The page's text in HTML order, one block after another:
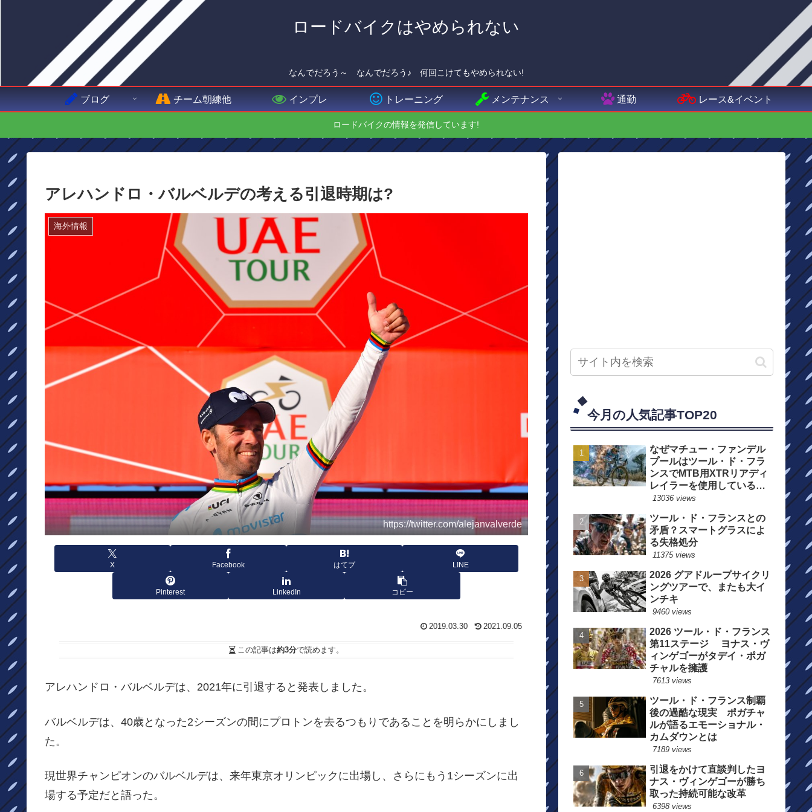
ロードバイクはやめられない
なんでだろう～ なんでだろう♪ 何回こけてもやめられない!
ブログ チーム朝練他 インプレ トレーニング メンテナンス 通勤 レース&イベント
ロードバイクの情報を発信しています!
アレハンドロ・バルベルデの考える引退時期は?
海外情報
https://twitter.com/alejanvalverde
X Facebook はてブ LINE
Pinterest LinkedIn コピー
2019.03.30 2021.09.05
この記事は約3分で読めます。
アレハンドロ・バルベルデは、2021年に引退すると発表しました。
バルベルデは、40歳となった2シーズンの間にプロトンを去るつもりであることを明らかにしまし
た。
現世界チャンピオンのバルベルデは、来年東京オリンピックに出場し、さらにもう1シーズンに出
場する予定だと語った。
今月の人気記事TOP20
なぜマチュー・ファンデル
プールはツール・ド・フラ
ンスでMTB用XTRリアディ
レイラーを使用しているの
か？
13036 views
ツール・ド・フランスとの
矛盾？スマートグラスによ
る失格処分
11375 views
2026 グアドループサイクリ
ングツアーで、またも大イ
ンチキ
9460 views
2026 ツール・ド・フランス
第11ステージ ヨナス・ヴ
ィンゲゴーがタデイ・ポガ
チャルを擁護
7613 views
ツール・ド・フランス制覇
後の過酷な現実 ポガチャ
ルが語るエモーショナル・
カムダウンとは
7189 views
引退をかけて直談判したヨ
ナス・ヴィンゲゴーが勝ち
取った持続可能な改革
6398 views